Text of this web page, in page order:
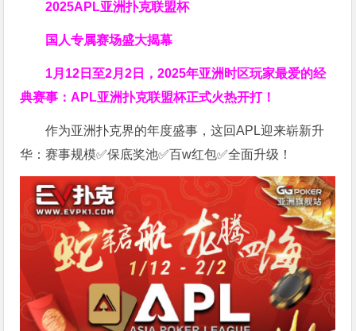
2025APL亚洲扑克联盟杯
国人专属赛场盛大揭幕
1月12日至2月2日，2025年亚洲时区玩家最爱的经
典赛事：APL亚洲扑克联盟杯正式火热开打！
作为亚洲扑克界的年度盛事，这回APL迎来崭新升
华：赛事规模✅保底奖池✅百w红包✅全面升级！